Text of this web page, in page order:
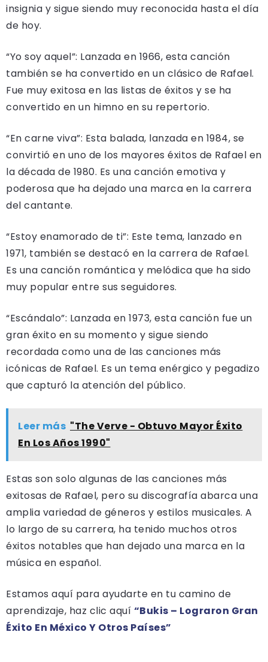
insignia y sigue siendo muy reconocida hasta el día
de hoy.
“Yo soy aquel”: Lanzada en 1966, esta canción
también se ha convertido en un clásico de Rafael.
Fue muy exitosa en las listas de éxitos y se ha
convertido en un himno en su repertorio.
“En carne viva”: Esta balada, lanzada en 1984, se
convirtió en uno de los mayores éxitos de Rafael en
la década de 1980. Es una canción emotiva y
poderosa que ha dejado una marca en la carrera
del cantante.
“Estoy enamorado de ti”: Este tema, lanzado en
1971, también se destacó en la carrera de Rafael.
Es una canción romántica y melódica que ha sido
muy popular entre sus seguidores.
“Escándalo”: Lanzada en 1973, esta canción fue un
gran éxito en su momento y sigue siendo
recordada como una de las canciones más
icónicas de Rafael. Es un tema enérgico y pegadizo
que capturó la atención del público.
Leer más "The Verve - Obtuvo Mayor Éxito
En Los Años 1990"
Estas son solo algunas de las canciones más
exitosas de Rafael, pero su discografía abarca una
amplia variedad de géneros y estilos musicales. A
lo largo de su carrera, ha tenido muchos otros
éxitos notables que han dejado una marca en la
música en español.
Estamos aquí para ayudarte en tu camino de
aprendizaje, haz clic aquí “Bukis – Lograron Gran
Éxito En México Y Otros Países”